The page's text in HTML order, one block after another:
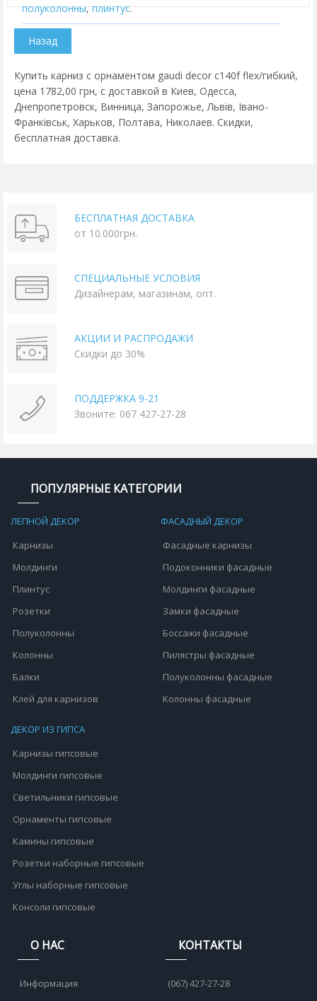
полуколонны, плинтус.
Купить карниз с орнаментом gaudi decor c140f flex/гибкий,
цена 1782,00 грн, с доставкой в Киев, Одесса,
Днепропетровск, Винница, Запорожье, Львів, Івано-
Франківськ, Харьков, Полтава, Николаев. Скидки,
бесплатная доставка.
БЕСПЛАТНАЯ ДОСТАВКА
от 10.000грн.
СПЕЦИАЛЬНЫЕ УСЛОВИЯ
Дизайнерам, магазинам, опт.
АКЦИИ И РАСПРОДАЖИ
Скидки до 30%
ПОДДЕРЖКА 9-21
Звоните: 067 427-27-28
ПОПУЛЯРНЫЕ КАТЕГОРИИ
ЛЕПНОЙ ДЕКОР
Карнизы
Молдинги
Плинтус
Розетки
Полуколонны
Колонны
Балки
Клей для карнизов
ФАСАДНЫЙ ДЕКОР
Фасадные карнизы
Подоконники фасадные
Молдинги фасадные
Замки фасадные
Боссажи фасадные
Пилястры фасадные
Полуколонны фасадные
Колонны фасадные
ДЕКОР ИЗ ГИПСА
Карнизы гипсовые
Молдинги гипсовые
Светильники гипсовые
Орнаменты гипсовые
Камины гипсовые
Розетки наборные гипсовые
Углы наборные гипсовые
Консоли гипсовые
О НАС
Информация
КОНТАКТЫ
(067) 427-27-28